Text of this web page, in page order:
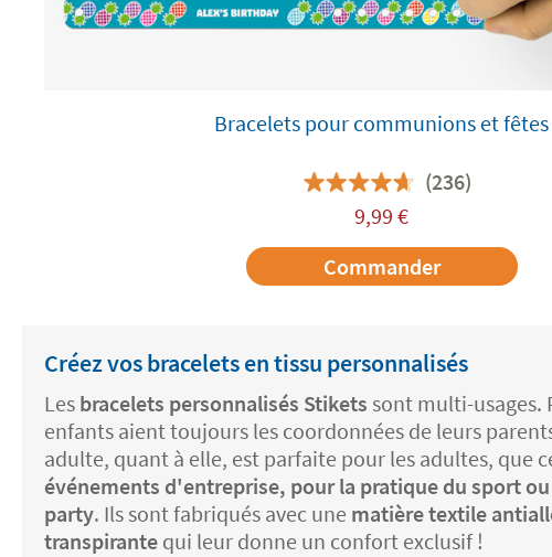
Bracelets pour communions et fêtes
(236)
9,99 €
Commander
Créez vos bracelets en tissu personnalisés
Les bracelets personnalisés Stikets sont multi-usages.
enfants aient toujours les coordonnées de leurs
adulte, quant à elle, est parfaite pour les adultes, que
événements d'entreprise, pour la pratique du sport
party. Ils sont fabriqués avec une matière textile
transpirante qui leur donne un confort exclusif !